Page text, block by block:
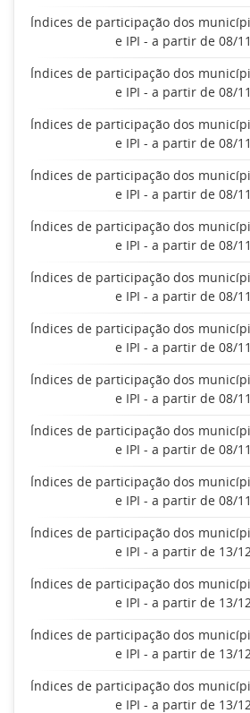
Índices de participação dos
e IPI - a partir de 08/
Índices de participação dos
e IPI - a partir de 08/
Índices de participação dos
e IPI - a partir de 08/
Índices de participação dos
e IPI - a partir de 08/
Índices de participação dos
e IPI - a partir de 08/
Índices de participação dos
e IPI - a partir de 08/
Índices de participação dos
e IPI - a partir de 08/
Índices de participação dos
e IPI - a partir de 08/
Índices de participação dos
e IPI - a partir de 08/
Índices de participação dos
e IPI - a partir de 08/
Índices de participação dos
e IPI - a partir de 13/
Índices de participação dos
e IPI - a partir de 13/
Índices de participação dos
e IPI - a partir de 13/
Índices de participação dos
e IPI - a partir de 13/